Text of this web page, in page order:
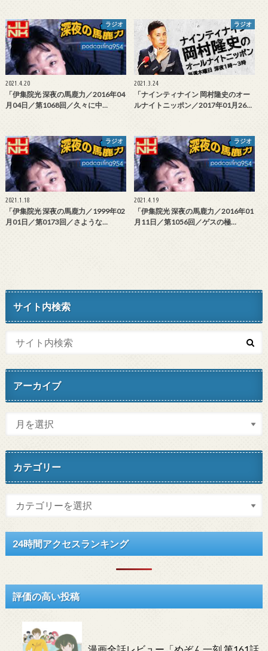
ラジオ
2021.4.20
「伊集院光 深夜の馬鹿力／2016年04
月04日／第1068回／久々に中…
ラジオ
2021.3.24
「ナインティナイン 岡村隆史のオー
ルナイトニッポン／2017年01月26…
ラジオ
2021.1.18
「伊集院光 深夜の馬鹿力／1999年02
月01日／第0173回／さような…
ラジオ
2021.4.19
「伊集院光 深夜の馬鹿力／2016年01
月11日／第1056回／ゲスの極…
サイト内検索
アーカイブ
カテゴリー
24時間アクセスランキング
評価の高い投稿